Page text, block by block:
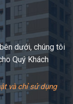
dưới, chúng tôi
Quý Khách
và chỉ sử dụng